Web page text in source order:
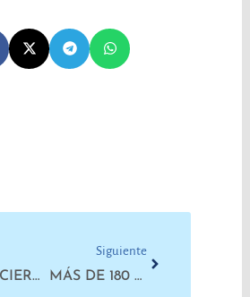
FLORECIERON PAÑUELOS POR MEMORIA, VERDAD Y JUSTICIA
Siguiente
MÁS DE 180 TRABAJADORES Y TRABAJADORAS DEBATIERON EL PROGRAMA DEL FRESU